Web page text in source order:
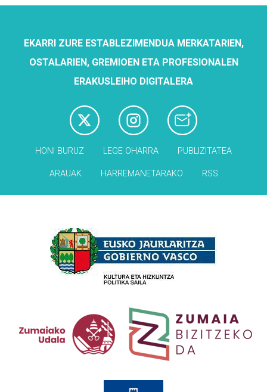
EKARRI ZURE ESTABLEZIMENDUA MERKATARIEN,
OSTALARIEN, GREMIOEN ETA PROFESIONALEN
ERAKUSLEIHO DIGITALERA
HONI BURUZ LEGE OHARRA PUBLIZITATEA
ARAUAK HARREMANETARAKO RSS